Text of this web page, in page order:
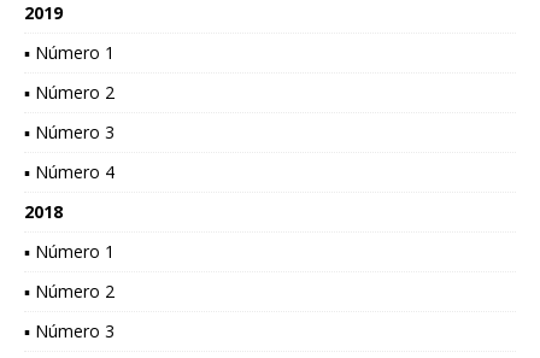
2019
▪ Número 1
▪ Número 2
▪ Número 3
▪ Número 4
2018
▪ Número 1
▪ Número 2
▪ Número 3